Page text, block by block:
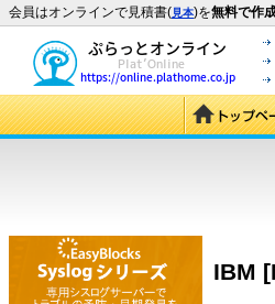
会員はオンラインで見積書(見本)を無料で作
IBM